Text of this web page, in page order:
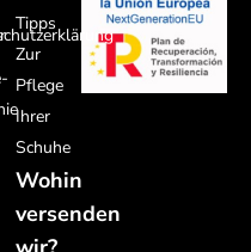
Tipps
Zur
Pflege
Ihrer
Schuhe
Wohin
versenden